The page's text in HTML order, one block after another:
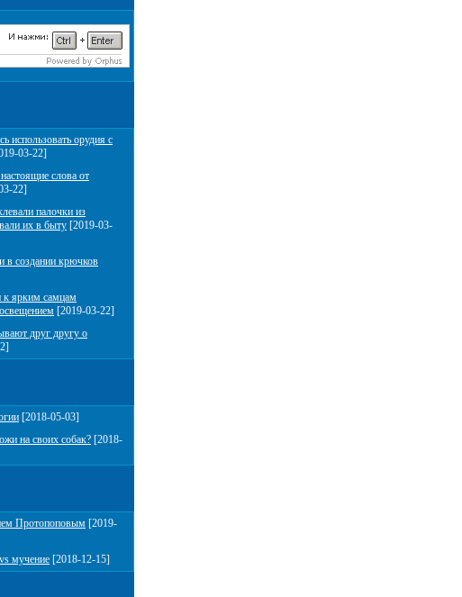
использовать орудия с
03-22]
слова от
22]
палочки из
их в быту [2019-03-
в создании крючков
к ярким самцам
[2019-03-22]
друг другу о
[2018-05-03]
на своих собак? [2018-
Протопоповым [2019-
мучение [2018-12-15]